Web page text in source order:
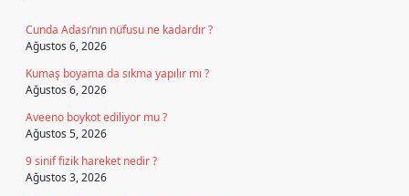
Cunda Adası’nın nüfusu ne kadardır ?
Ağustos 6, 2026
Kumaş boyama da sıkma yapılır mı ?
Ağustos 6, 2026
Aveeno boykot ediliyor mu ?
Ağustos 5, 2026
9 sinif fizik hareket nedir ?
Ağustos 3, 2026